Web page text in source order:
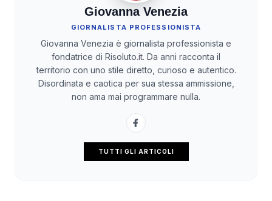
Giovanna Venezia
GIORNALISTA PROFESSIONISTA
Giovanna Venezia è giornalista professionista e
fondatrice di Risoluto.it. Da anni racconta il
territorio con uno stile diretto, curioso e autentico.
Disordinata e caotica per sua stessa ammissione,
non ama mai programmare nulla.
TUTTI GLI ARTICOLI